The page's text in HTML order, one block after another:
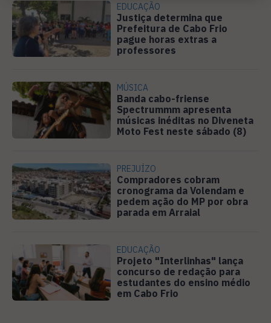
EDUCAÇÃO
Justiça determina que
Prefeitura de Cabo Frio
pague horas extras a
professores
MÚSICA
Banda cabo-friense
Spectrummm apresenta
músicas inéditas no Diveneta
Moto Fest neste sábado (8)
PREJUÍZO
Compradores cobram
cronograma da Volendam e
pedem ação do MP por obra
parada em Arraial
EDUCAÇÃO
Projeto "Interlinhas" lança
concurso de redação para
estudantes do ensino médio
em Cabo Frio